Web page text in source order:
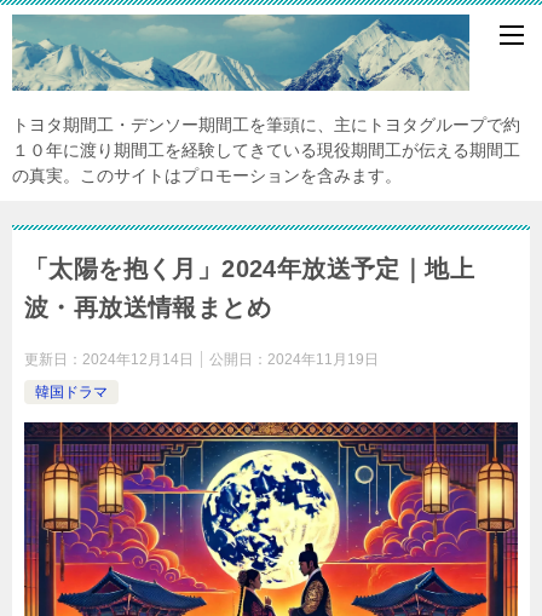
トヨタ期間工・デンソー期間工を筆頭に、主にトヨタグループで約
１０年に渡り期間工を経験してきている現役期間工が伝える期間工
の真実。このサイトはプロモーションを含みます。
「太陽を抱く月」2024年放送予定｜地上
波・再放送情報まとめ
更新日： 2024年12月14日 公開日： 2024年11月19日
韓国ドラマ